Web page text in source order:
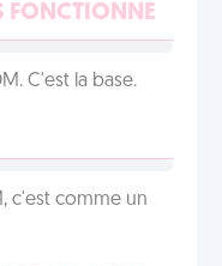
FONCTIONNE
C'est la base.
c'est comme un